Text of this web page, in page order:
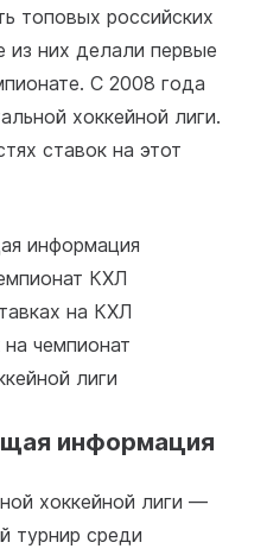
топовых российских
из них делали первые
С 2008 года
хоккейной лиги.
ставок на этот
информация
КХЛ
на КХЛ
чемпионат
лиги
информация
хоккейной лиги —
турнир среди